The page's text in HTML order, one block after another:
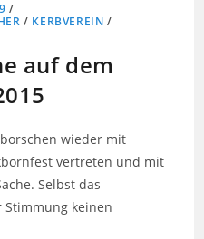
/
/ KERBVEREIN /
auf dem
wieder mit
vertreten und mit
Selbst das
keinen